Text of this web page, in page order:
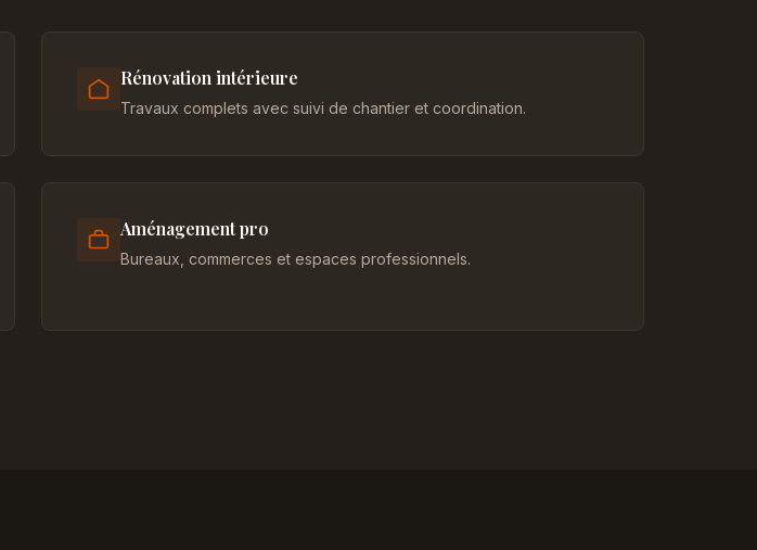
Rénovation intérieure
Travaux complets avec suivi de chantier et coordination.
Aménagement pro
Bureaux, commerces et espaces professionnels.